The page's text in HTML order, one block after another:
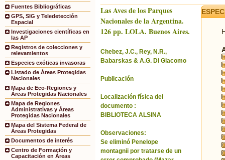
Fuentes Bibliográficas
GPS, SIG y Teledetección
Espacial
Investigaciones científicas en
las AP
Registros de colecciones y
relevamientos
Especies exóticas invasoras
Listado de Áreas Protegidas
Nacionales
Mapa de Eco-Regiones y
Áreas Protegidas Nacionales
Mapa de Regiones
Administrativas y Áreas
Protegidas Nacionales
Mapa del Sistema Federal de
Áreas Protegidas
Documentos de interés
Centro de Formación y
Capacitación en Áreas
Las Aves de los Parques
Nacionales de la Argentina.
126 pp. LOLA. Buenos Aires.
Chebez, J.C., Rey, N.R.,
Babarskas & A.G. Di Giacomo
Publicación
Localización física del
documento :
BIBLIOTECA ALSINA
Observaciones:
Se eliminó Penelope
montagnii por tratarse de un